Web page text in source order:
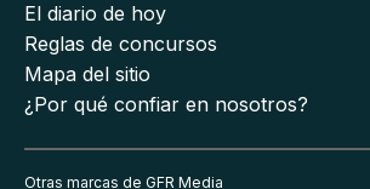
El diario de hoy
Reglas de concursos
Mapa del sitio
¿Por qué confiar en nosotros?
Otras marcas de GFR Media